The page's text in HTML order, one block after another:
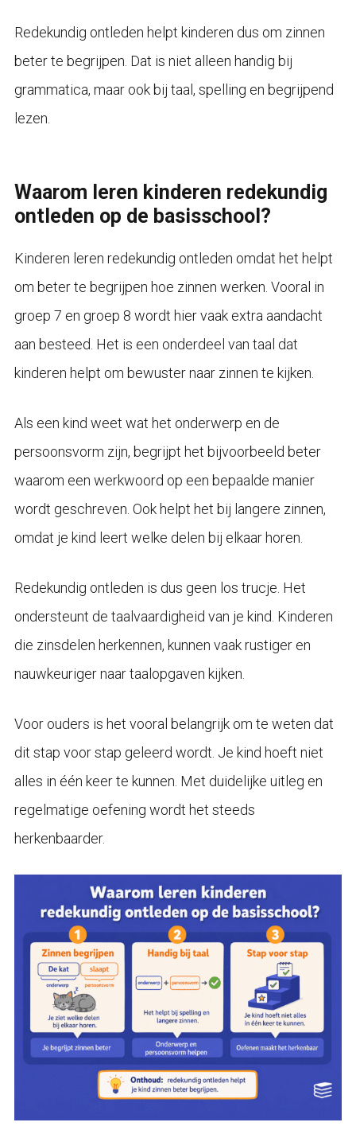
Redekundig ontleden helpt kinderen dus om zinnen
beter te begrijpen. Dat is niet alleen handig bij
grammatica, maar ook bij taal, spelling en begrijpend
lezen.
Waarom leren kinderen redekundig
ontleden op de basisschool?
Kinderen leren redekundig ontleden omdat het helpt
om beter te begrijpen hoe zinnen werken. Vooral in
groep 7 en groep 8 wordt hier vaak extra aandacht
aan besteed. Het is een onderdeel van taal dat
kinderen helpt om bewuster naar zinnen te kijken.
Als een kind weet wat het onderwerp en de
persoonsvorm zijn, begrijpt het bijvoorbeeld beter
waarom een werkwoord op een bepaalde manier
wordt geschreven. Ook helpt het bij langere zinnen,
omdat je kind leert welke delen bij elkaar horen.
Redekundig ontleden is dus geen los trucje. Het
ondersteunt de taalvaardigheid van je kind. Kinderen
die zinsdelen herkennen, kunnen vaak rustiger en
nauwkeuriger naar taalopgaven kijken.
Voor ouders is het vooral belangrijk om te weten dat
dit stap voor stap geleerd wordt. Je kind hoeft niet
alles in één keer te kunnen. Met duidelijke uitleg en
regelmatige oefening wordt het steeds
herkenbaarder.